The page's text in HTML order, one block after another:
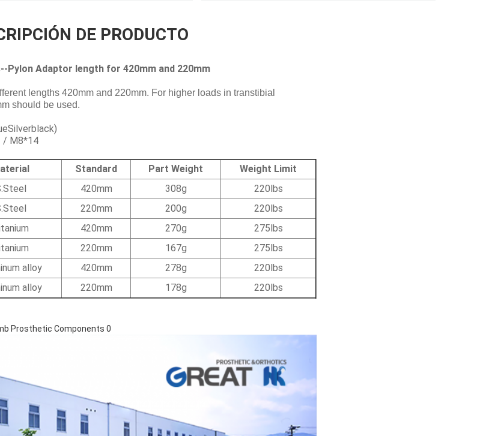
DE PRODUCTO
Pylon Adaptor length for 420mm and 220mm
lengths 420mm and 220mm. For higher loads in transtibial
should be used.
/ M8*14
Standard Part Weight
Weight Limit
420mm 308g
220lbs
220mm 200g
220lbs
420mm 270g
275lbs
220mm 167g
275lbs
alloy 420mm 278g
220lbs
alloy 220mm 178g 220lbs